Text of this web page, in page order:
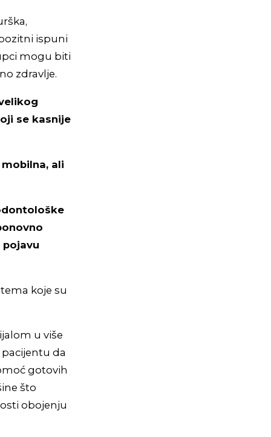
ispuni
mogu biti
zdravlje.
se kasnije
ali
koje su
u više
da
gotovih
što
obojenju